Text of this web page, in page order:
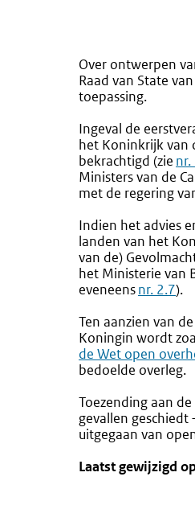
Over ontwerpen
Raad van State
toepassing.
Ingeval de
het Koninkrijk van
bekrachtigd (zie nr.
Ministers van de
met de regering
Indien het advies
landen van het
van de)
het Ministerie van
eveneensnr. 2.7).
Ten aanzien van
Koningin wordt
de Wet open
bedoelde overleg.
Toezending aan
gevallen
uitgegaan van
Laatst gewijzigd